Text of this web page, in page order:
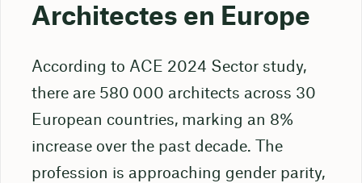
Architectes en Europe
According to ACE 2024 Sector study,
there are 580 000 architects across 30
European countries, marking an 8%
increase over the past decade. The
profession is approaching gender parity,